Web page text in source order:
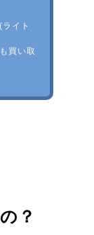
イト
買い取
？